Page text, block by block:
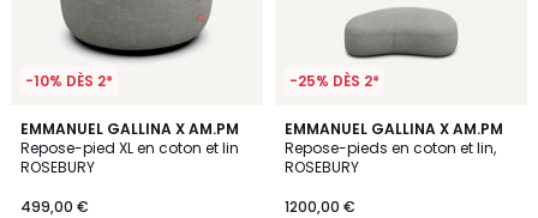
-10% DÈS 2*
EMMANUEL GALLINA X AM.PM
Repose-pied XL en coton et lin
ROSEBURY
499,00 €
4
Couleurs
-25% DÈS 2*
EMMANUEL GALLINA X AM.PM
Repose-pieds en coton et lin,
ROSEBURY
1200,00 €
4
Couleurs